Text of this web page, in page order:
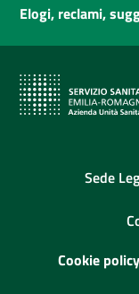
Elogi, reclami,
Sede
Cookie policy